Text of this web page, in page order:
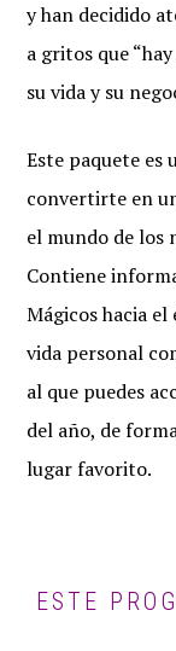
y han decidido
a gritos que
su vida y su
Este paquete es
convertirte en
el mundo de los
Contiene
Mágicos hacia
vida personal
al que puedes
del año, de
lugar favorito.
ESTE